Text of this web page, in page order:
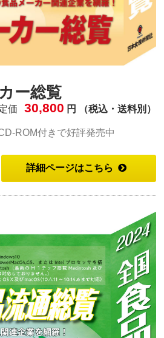
ー総覧
価 30,800 円 （税込・送料別）
ROM付きで好評発売中
詳細ページはこちら